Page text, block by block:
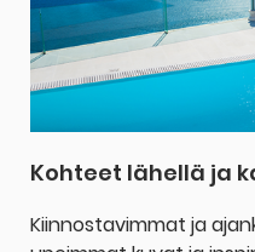
Kohteet lähellä ja
Kiinnostavimmat ja